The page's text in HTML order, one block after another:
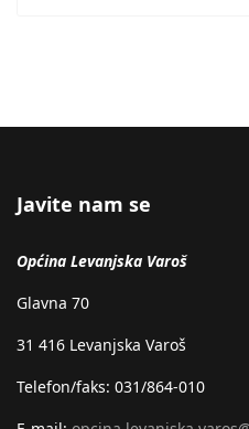
Javite nam se
Općina Levanjska Varoš
Glavna 70
31 416 Levanjska Varoš
Telefon/faks: 031/864-010